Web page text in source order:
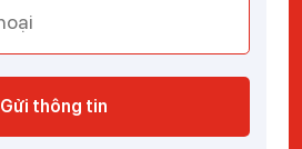
Gửi thông tin